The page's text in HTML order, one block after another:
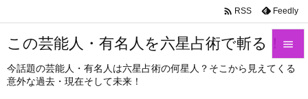
この芸能人・有名人を六星占術で斬る！
今話題の芸能人・有名人は六星占術の何星人？そこから見えてくる
意外な過去・現在そして未来！


 RSS Feedly